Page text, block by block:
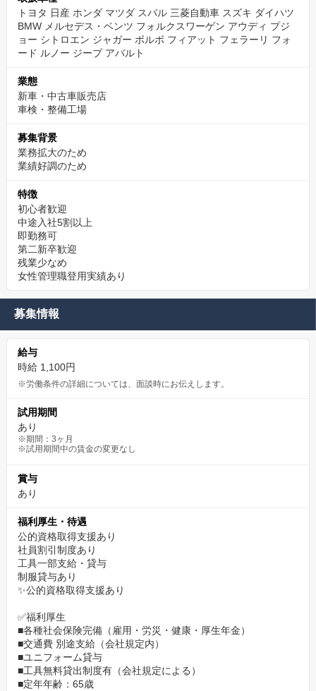
トヨタ 日産 ホンダ マツダ スバル 三菱自動車 スズキ ダイハツ
BMW メルセデス・ベンツ フォルクスワーゲン アウディ プジ
ョー シトロエン ジャガー ボルボ フィアット フェラーリ フォ
ード ルノー ジープ アバルト
業態
新車・中古車販売店
車検・整備工場
募集背景
業務拡大のため
業績好調のため
特徴
初心者歓迎
中途入社5割以上
即勤務可
第二新卒歓迎
残業少なめ
女性管理職登用実績あり
募集情報
給与
時給 1,100円
※労働条件の詳細については、面談時にお伝えします。
試用期間
あり
※期間：3ヶ月
※試用期間中の賃金の変更なし
賞与
あり
福利厚生・待遇
公的資格取得支援あり
社員割引制度あり
工具一部支給・貸与
制服貸与あり
✨公的資格取得支援あり
✅福利厚生
■各種社会保険完備（雇用・労災・健康・厚生年金）
■交通費 別途支給（会社規定内）
■ユニフォーム貸与
■工具無料貸出制度有（会社規定による）
■定年年齢：65歳